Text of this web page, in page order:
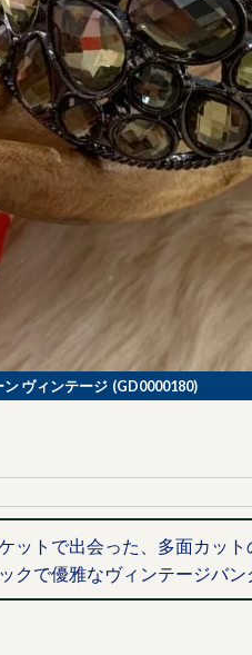
ヴィンテージ (GD0000180)
ットで出会った、多面カッ
クで優雅なヴィンテージバン